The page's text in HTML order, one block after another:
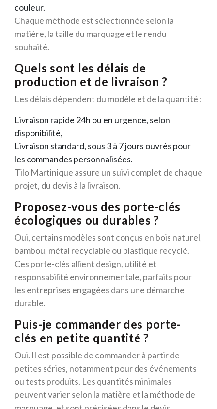
couleur.
Chaque méthode est sélectionnée selon la
matière, la taille du marquage et le rendu
souhaité.
Quels sont les délais de
production et de livraison ?
Les délais dépendent du modèle et de la quantité :
Livraison rapide 24h ou en urgence, selon
disponibilité,
Livraison standard, sous 3 à 7 jours ouvrés pour
les commandes personnalisées.
Tilo Martinique assure un suivi complet de chaque
projet, du devis à la livraison.
Proposez-vous des porte-clés
écologiques ou durables ?
Oui, certains modèles sont conçus en bois naturel,
bambou, métal recyclable ou plastique recyclé.
Ces porte-clés allient design, utilité et
responsabilité environnementale, parfaits pour
les entreprises engagées dans une démarche
durable.
Puis-je commander des porte-
clés en petite quantité ?
Oui. Il est possible de commander à partir de
petites séries, notamment pour des événements
ou tests produits. Les quantités minimales
peuvent varier selon la matière et la méthode de